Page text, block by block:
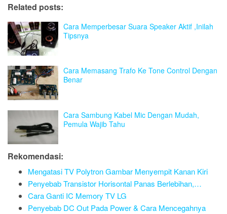
Related posts:
Cara Memperbesar Suara Speaker Aktif ,Inilah
Tipsnya
Cara Memasang Trafo Ke Tone Control Dengan
Benar
Cara Sambung Kabel Mic Dengan Mudah,
Pemula Wajib Tahu
Rekomendasi:
Mengatasi TV Polytron Gambar Menyempit Kanan Kiri
Penyebab Transistor Horisontal Panas Berlebihan,…
Cara Ganti IC Memory TV LG
Penyebab DC Out Pada Power & Cara Mencegahnya